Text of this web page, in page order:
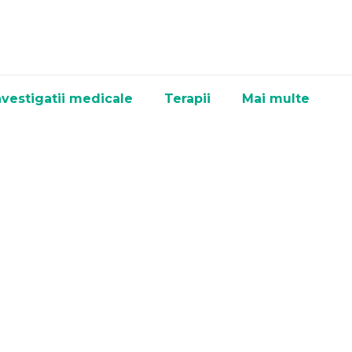
medicale Terapii Mai multe